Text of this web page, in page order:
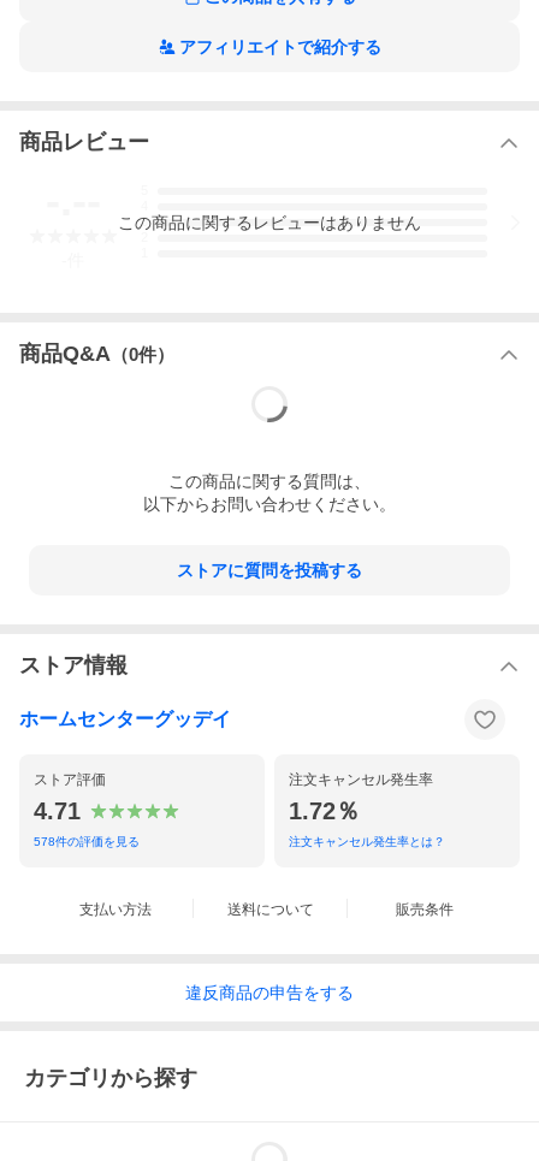
アフィリエイトで紹介する
商品レビュー
3
この商品に関するレビューはありません
商品Q&A （0件）
この商品に関する質問は、
以下からお問い合わせください。
ストアに質問を投稿する
ストア情報
ホームセンターグッデイ
ストア評価
4.71
578件の評価を見る
注文キャンセル発生率
1.72％
注文キャンセル発生率とは？
支払い方法 送料について 販売条件
違反商品の申告をする
カテゴリから探す